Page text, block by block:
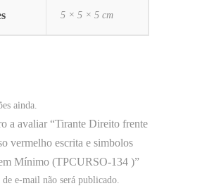
5 × 5 × 5 cm
ainda.
a avaliar “Tirante Direito frente
vermelho escrita e simbolos
Mínimo (TPCURSO-134 )”
de e-mail não será publicado.